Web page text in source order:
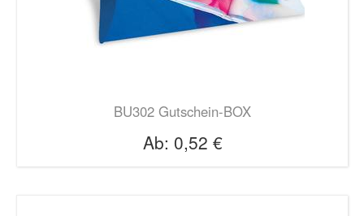
BU302 Gutschein-BOX
Ab: 0,52 €